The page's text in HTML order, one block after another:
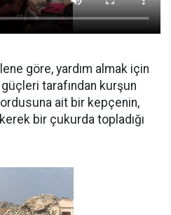
göre, yardım almak için
tarafından kurşun
ordusuna ait bir kepçenin,
bir çukurda topladığı